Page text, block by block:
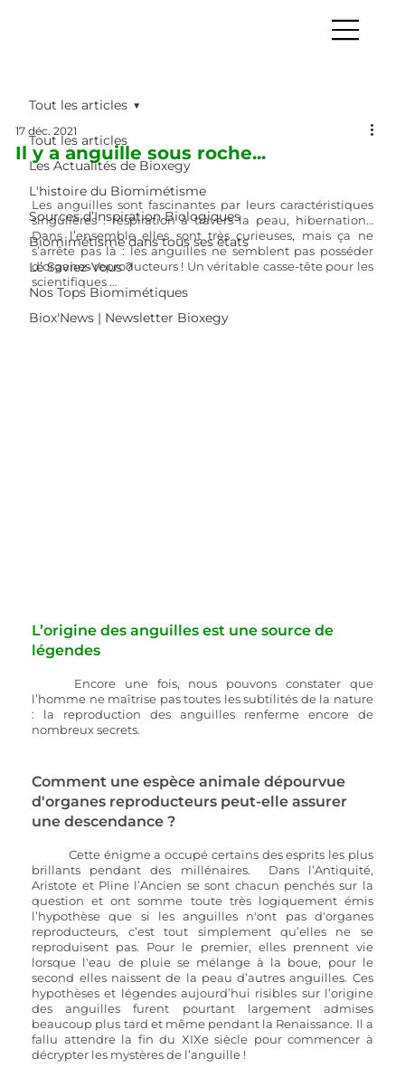
Tout les articles
Les Actualités de Bioxegy
L'histoire du Biomimétisme
Sources d’Inspiration Biologiques
Biomimétisme dans tous ses états
Le Saviez-Vous ?
Nos Tops Biomimétiques
Biox'News | Newsletter Bioxegy
Tout les articles
Il y a anguille sous roche...
17 déc. 2021
Les anguilles sont fascinantes par leurs caractéristiques
singulières : respiration à travers la peau, hibernation…
Dans l’ensemble elles sont très curieuses, mais ça ne
s’arrête pas là : les anguilles ne semblent pas posséder
d’organes reproducteurs ! Un véritable casse-tête pour les
scientifiques …
L’origine des anguilles est une source de
légendes
Encore une fois, nous pouvons constater que
l’homme ne maîtrise pas toutes les subtilités de la nature
: la reproduction des anguilles renferme encore de
nombreux secrets.
Comment une espèce animale dépourvue
d'organes reproducteurs peut-elle assurer
une descendance ?
brillants pendant des millénaires.  Dans l’Antiquité,
Aristote et Pline l’Ancien se sont chacun penchés sur la
question et ont somme toute très logiquement émis
l’hypothèse que si les anguilles n'ont pas d'organes
reproducteurs, c’est tout simplement qu’elles ne se
reproduisent pas. Pour le premier, elles prennent vie
lorsque l'eau de pluie se mélange à la boue, pour le
second elles naissent de la peau d’autres anguilles. Ces
hypothèses et légendes aujourd’hui risibles sur l’origine
des anguilles furent pourtant largement admises
beaucoup plus tard et même pendant la Renaissance. Il a
fallu attendre la fin du XIXe siècle pour commencer à
décrypter les mystères de l’anguille !